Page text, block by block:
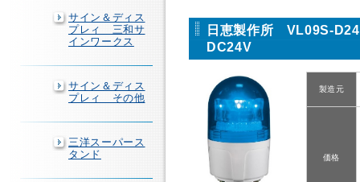
サイン＆ディス
プレィ 三和サ
インワークス
サイン＆ディス
プレィ その他
三洋スーパース
タンド
日恵製作所 VL09S-
DC24V
製造元
価格